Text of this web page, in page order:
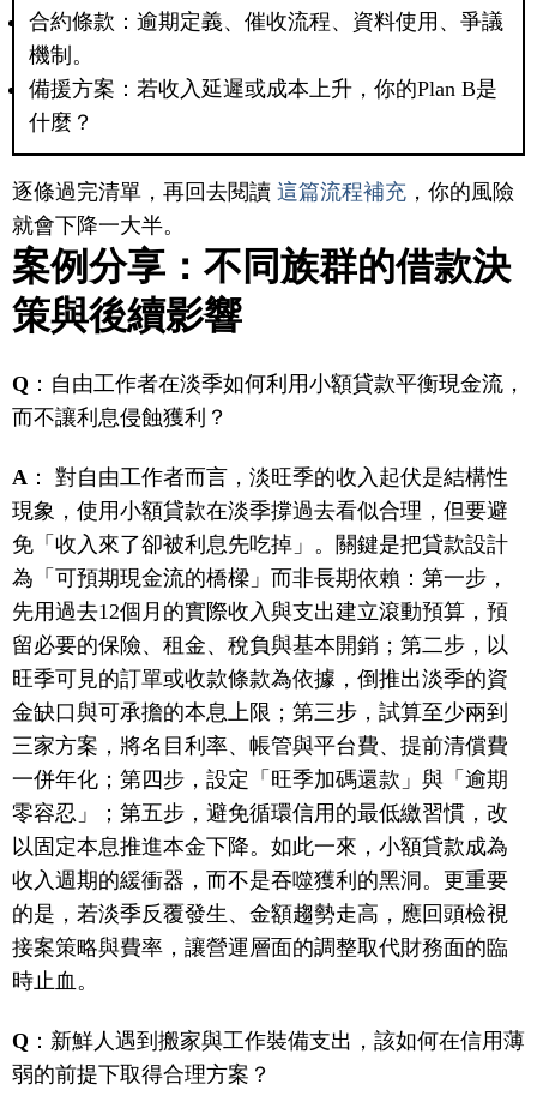
合約條款：逾期定義、催收流程、資料使用、爭議
機制。
備援方案：若收入延遲或成本上升，你的Plan B是
什麼？
逐條過完清單，再回去閱讀 這篇流程補充 ，你的風險
就會下降一大半。
案例分享：不同族群的借款決
策與後續影響
Q ：自由工作者在淡季如何利用小額貸款平衡現金流，
而不讓利息侵蝕獲利？
A ： 對自由工作者而言，淡旺季的收入起伏是結構性
現象，使用小額貸款在淡季撐過去看似合理，但要避
免「收入來了卻被利息先吃掉」。關鍵是把貸款設計
為「可預期現金流的橋樑」而非長期依賴：第一步，
先用過去12個月的實際收入與支出建立滾動預算，預
留必要的保險、租金、稅負與基本開銷；第二步，以
旺季可見的訂單或收款條款為依據，倒推出淡季的資
金缺口與可承擔的本息上限；第三步，試算至少兩到
三家方案，將名目利率、帳管與平台費、提前清償費
一併年化；第四步，設定「旺季加碼還款」與「逾期
零容忍」；第五步，避免循環信用的最低繳習慣，改
以固定本息推進本金下降。如此一來，小額貸款成為
收入週期的緩衝器，而不是吞噬獲利的黑洞。更重要
的是，若淡季反覆發生、金額趨勢走高，應回頭檢視
接案策略與費率，讓營運層面的調整取代財務面的臨
時止血。
Q ：新鮮人遇到搬家與工作裝備支出，該如何在信用薄
弱的前提下取得合理方案？